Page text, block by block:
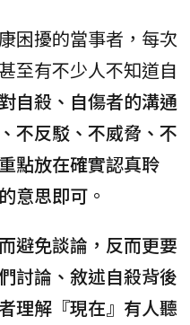
困擾的當事者，每次
至有不少人不知道自
自殺、自傷者的溝通
不反駁、不威脅、不
點放在確實認真聆
意思即可 。
避免談論，反而更要
討論、敘述自殺背後
理解『現在』有人聽